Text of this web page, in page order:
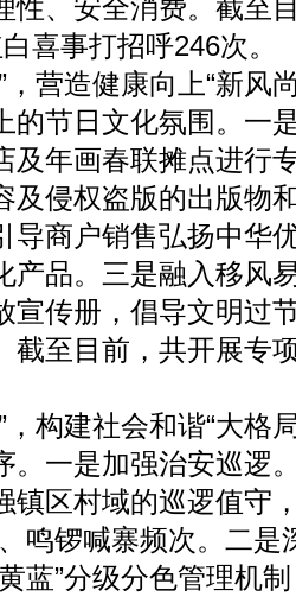
性、安全消费。截至
喜事打招呼246次。
营造健康向上“新风
的节日文化氛围。一
及年画春联摊点进行
及侵权盗版的出版物
导商户销售弘扬中华
产品。三是融入移风
宣传册，倡导文明过
截至目前，共开展专
构建社会和谐“大格
。一是加强治安巡逻
镇区村域的巡逻值守
鸣锣喊寨频次。二
蓝”分级分色管理机